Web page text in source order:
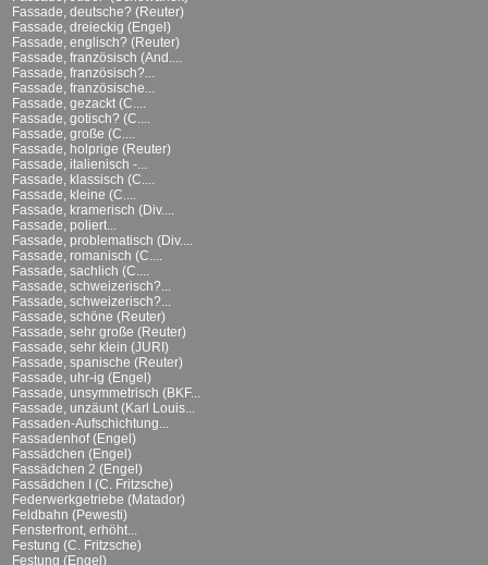
Fassade, deutsche? (Reuter)
Fassade, dreieckig (Engel)
Fassade, englisch? (Reuter)
Fassade, französisch (And....
Fassade, französisch?...
Fassade, französische...
Fassade, gezackt (C....
Fassade, gotisch? (C....
Fassade, große (C....
Fassade, holprige (Reuter)
Fassade, italienisch -...
Fassade, klassisch (C....
Fassade, kleine (C....
Fassade, kramerisch (Div....
Fassade, poliert...
Fassade, problematisch (Div....
Fassade, romanisch (C....
Fassade, sachlich (C....
Fassade, schweizerisch?...
Fassade, schweizerisch?...
Fassade, schöne (Reuter)
Fassade, sehr große (Reuter)
Fassade, sehr klein (JURI)
Fassade, spanische (Reuter)
Fassade, uhr-ig (Engel)
Fassade, unsymmetrisch (BKF...
Fassade, unzäunt (Karl Louis...
Fassaden-Aufschichtung...
Fassadenhof (Engel)
Fassädchen (Engel)
Fassädchen 2 (Engel)
Fassädchen I (C. Fritzsche)
Federwerkgetriebe (Matador)
Feldbahn (Pewesti)
Fensterfront, erhöht...
Festung (C. Fritzsche)
Festung (Engel)